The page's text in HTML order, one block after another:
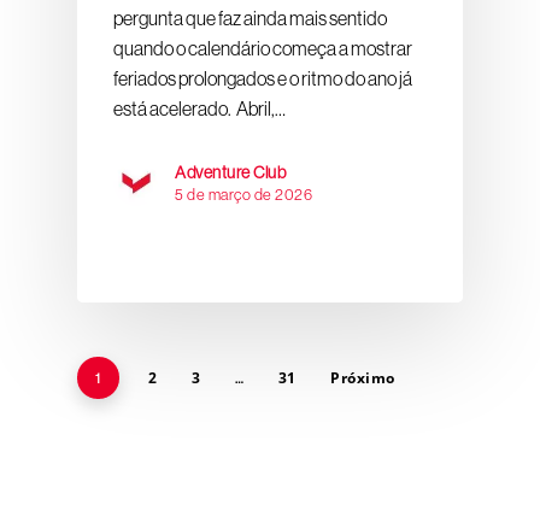
pergunta que faz ainda mais sentido
quando o calendário começa a mostrar
feriados prolongados e o ritmo do ano já
está acelerado. Abril,…
Adventure Club
5 de março de 2026
1 2 3 … 31 Próximo